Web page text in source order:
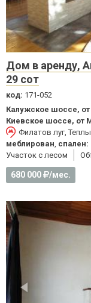
Дом в аренду,
29 сот
код: 171-052
Калужское шоссе,
Киевское шоссе, от
Филатов луг,
меблирован, спален:
Участок с лесом
680 000 /мес.